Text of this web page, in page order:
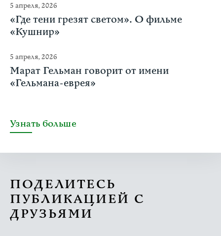
5 апреля, 2026
«Где тени грезят светом». О фильме
«Кушнир»
5 апреля, 2026
Марат Гельман говорит от имени
«Гельмана-еврея»
Узнать больше
ПОДЕЛИТЕСЬ
ПУБЛИКАЦИЕЙ С
ДРУЗЬЯМИ